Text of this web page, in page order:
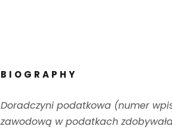
BIOGRAPHY
Doradczyni podatkowa (numer
zawodową w podatkach